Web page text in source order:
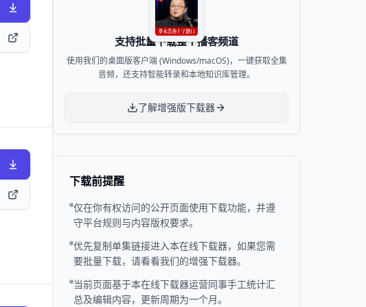
支持批量下载整个播客频道
使用我们的桌面版客户端 (Windows/macOS)，一键获取全集
音频，还支持智能转录和本地知识库管理。
了解增强版下载器
下载前提醒
仅在你有权访问的公开页面使用下载功能，并遵
守平台规则与内容版权要求。
优先复制单集链接进入本在线下载器，如果您需
要批量下载，请看看我们的增强下载器。
当前页面基于本在线下载器运营同事手工统计汇
总及编辑内容，更新周期为一个月。